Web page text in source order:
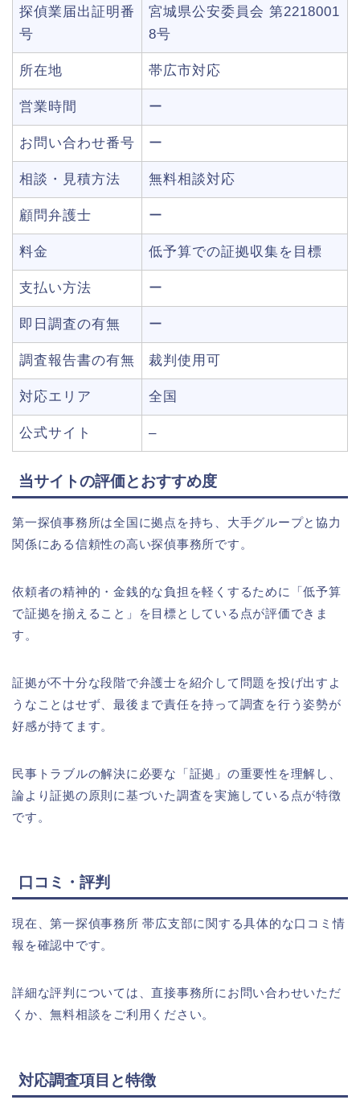
探偵業届出証明番
号
宮城県公安委員会 第2218001
8号
所在地 帯広市対応
営業時間 ー
お問い合わせ番号 ー
相談・見積方法 無料相談対応
顧問弁護士 ー
料金 低予算での証拠収集を目標
支払い方法 ー
即日調査の有無 ー
調査報告書の有無 裁判使用可
対応エリア 全国
公式サイト –
当サイトの評価とおすすめ度
第一探偵事務所は全国に拠点を持ち、大手グループと協力
関係にある信頼性の高い探偵事務所です。
依頼者の精神的・金銭的な負担を軽くするために「低予算
で証拠を揃えること」を目標としている点が評価できま
す。
証拠が不十分な段階で弁護士を紹介して問題を投げ出すよ
うなことはせず、最後まで責任を持って調査を行う姿勢が
好感が持てます。
民事トラブルの解決に必要な「証拠」の重要性を理解し、
論より証拠の原則に基づいた調査を実施している点が特徴
です。
口コミ・評判
現在、第一探偵事務所 帯広支部に関する具体的な口コミ情
報を確認中です。
詳細な評判については、直接事務所にお問い合わせいただ
くか、無料相談をご利用ください。
対応調査項目と特徴